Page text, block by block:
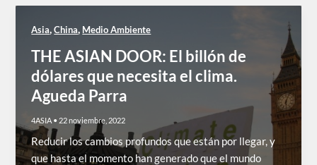
Asia,China, Medio Ambiente
THE ASIAN DOOR: El billón de
dólares que necesita el clima.
Agueda Parra
4ASIA • 22 noviembre, 2022
Reducir los cambios profundos que están por llegar, y
que hasta el momento han generado que el mundo